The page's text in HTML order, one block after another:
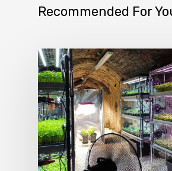
Recommended For